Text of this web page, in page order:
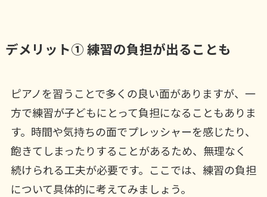
デメリット① 練習の負担が出ることも
ピアノを習うことで多くの良い面がありますが、一
方で練習が子どもにとって負担になることもありま
す。時間や気持ちの面でプレッシャーを感じたり、
飽きてしまったりすることがあるため、無理なく
続けられる工夫が必要です。ここでは、練習の負担
について具体的に考えてみましょう。